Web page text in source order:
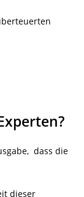
dass die
dieser